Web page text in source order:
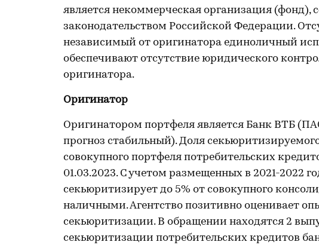
является некоммерческая организация (фонд),
законодательством Российской Федерации.
независимый от оригинатора единоличный
обеспечивают отсутствие юридического
оригинатора.
Оригинатор
Оригинатором портфеля является Банк ВТБ
прогноз стабильный). Доля
совокупного портфеля потребительских
01.03.2023. С учетом размещенных в 2021-2022
секьюритизирует до 5% от совокупного
наличными. Агентство позитивно оценивает
секьюритизации. В обращении находятся 2
секьюритизации потребительских кредитов